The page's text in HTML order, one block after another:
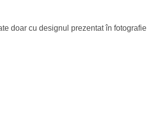
doar cu designul prezentat în fotografie